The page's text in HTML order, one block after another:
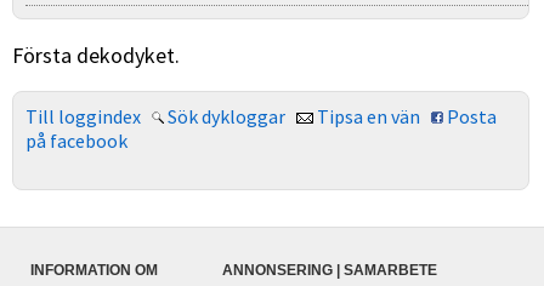
Första dekodyket.
Till loggindex Sök dykloggar Tipsa en vän
Posta
på facebook
INFORMATION OM
ANNONSERING | SAMARBETE